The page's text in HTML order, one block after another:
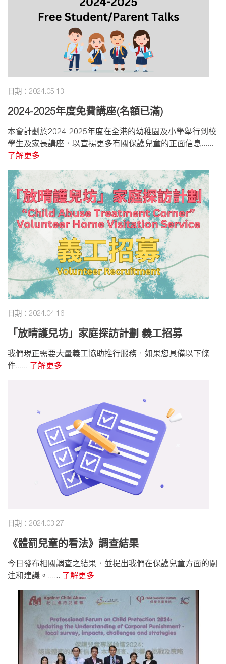
日期：2024.05.13
2024-2025年度免費講座(名額已滿)
本會計劃於2024-2025年度在全港的幼稚園及小學舉行到校
學生及家長講座，以宣揚更多有關保護兒童的正面信息......
了解更多
日期：2024.04.16
「放晴護兒坊」家庭探訪計劃 義工招募
我們現正需要大量義工協助推行服務，如果您具備以下條
件...... 了解更多
日期：2024.03.27
《體罰兒童的看法》調查結果
今日發布相關調查之結果，並提出我們在保護兒童方面的關
注和建議。...... 了解更多